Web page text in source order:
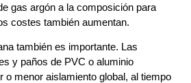
gas argón a la composición para
costes también aumentan.
también es importante. Las
y paños de PVC o aluminio
o menor aislamiento global, al tiempo